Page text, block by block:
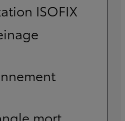
ISOFIX
mort